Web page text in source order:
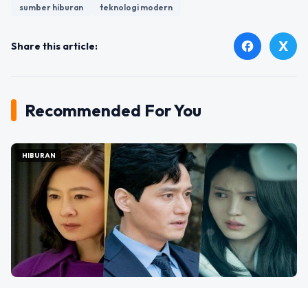
sumber hiburan
teknologi modern
Share this article: facebook X
Recommended For You
HIBURAN